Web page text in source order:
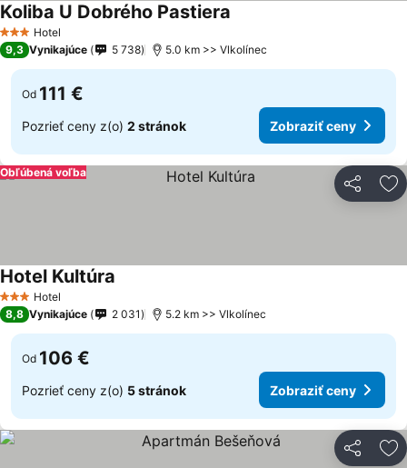
3 Počet hviezdičiek
Hotel
Koliba U Dobrého Pastiera
9,3 Vynikajúce 5 738 5.0 km >> Vlkolínec
Od 111 €
Pozrieť ceny z(o) 2 stránok Zobraziť ceny
Zdieľať
Obľúbená voľba
3 Počet hviezdičiek
Hotel
Hotel Kultúra
8,8 Vynikajúce 2 031 5.2 km >> Vlkolínec
Od 106 €
Pozrieť ceny z(o) 5 stránok Zobraziť ceny
Zdieľať